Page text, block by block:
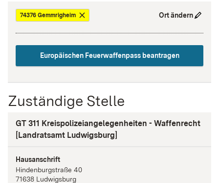
74376 Gemmrigheim Ort ändern
Europäischen Feuerwaffenpass beantragen
Zuständige Stelle
GT 311 Kreispolizeiangelegenheiten - Waffenrecht
[Landratsamt Ludwigsburg]
Hausanschrift
Hindenburgstraße 40
71638 Ludwigsburg